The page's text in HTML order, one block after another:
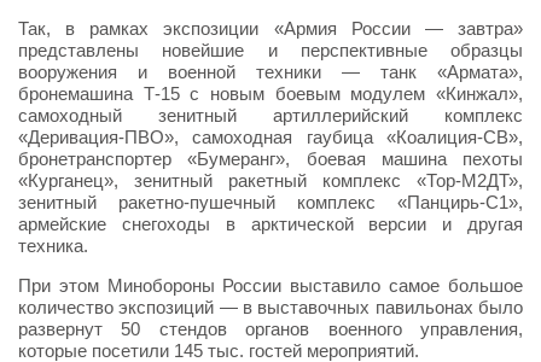
Так, в рамках экспозиции «Армия России — завтра»
представлены новейшие и перспективные образцы
вооружения и военной техники — танк «Армата»,
бронемашина Т-15 с новым боевым модулем «Кинжал»,
самоходный зенитный артиллерийский комплекс
«Деривация-ПВО», самоходная гаубица «Коалиция-СВ»,
бронетранспортер «Бумеранг», боевая машина пехоты
«Курганец», зенитный ракетный комплекс «Тор-М2ДТ»,
зенитный ракетно-пушечный комплекс «Панцирь-С1»,
армейские снегоходы в арктической версии и другая
техника.
При этом Минобороны России выставило самое большое
количество экспозиций — в выставочных павильонах было
развернут 50 стендов органов военного управления,
которые посетили 145 тыс. гостей мероприятий.